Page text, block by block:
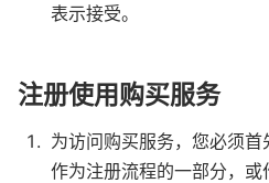
表示接受。
注册使用购买服务
为访问购买服务，您必须首
作为注册流程的一部分，